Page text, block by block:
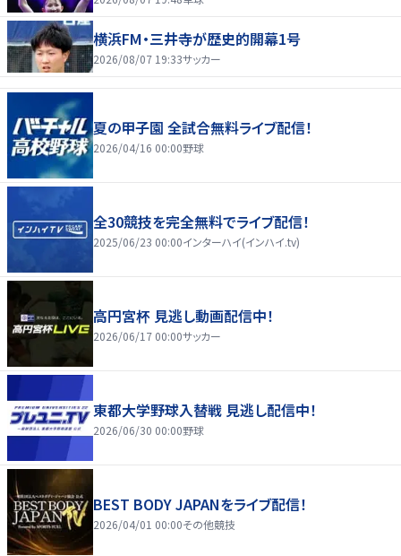
横浜FM・三井寺が歴史的開幕1号
2026/08/07 19:33サッカー
夏の甲子園 全試合無料ライブ配信！
2026/04/16 00:00野球
全30競技を完全無料でライブ配信！
2025/06/23 00:00インターハイ(インハイ.tv)
高円宮杯 見逃し動画配信中！
2026/06/17 00:00サッカー
東都大学野球入替戦 見逃し配信中！
2026/06/30 00:00野球
BEST BODY JAPANをライブ配信！
2026/04/01 00:00その他競技